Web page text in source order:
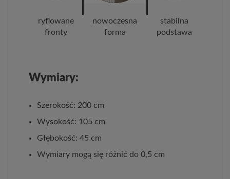
ryflowane
fronty
nowoczesna
forma
stabilna
podstawa
Wymiary:
Szerokość: 200 cm
Wysokość: 105 cm
Głębokość: 45 cm
Wymiary mogą się różnić do 0,5 cm